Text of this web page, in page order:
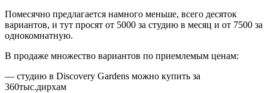
Помесячно предлагается намного меньше, всего десяток
вариантов, и тут просят от 5000 за студию в месяц и от 7500 за
однокомнатную.
В продаже множество вариантов по приемлемым ценам:
— студию в Discovery Gardens можно купить за
360тыс.дирхам